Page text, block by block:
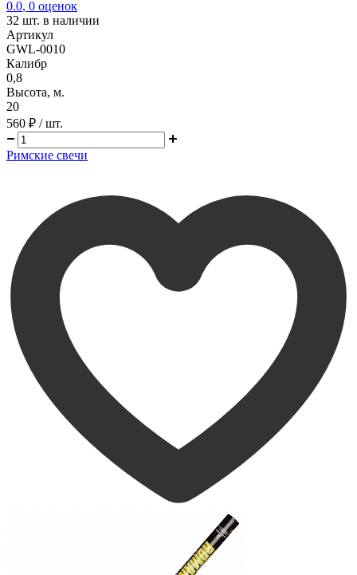
0.0, 0 оценок
32 шт. в наличии
Артикул
GWL-0010
Калибр
0,8
Высота, м.
20
560 ₽ / шт.
Римские свечи